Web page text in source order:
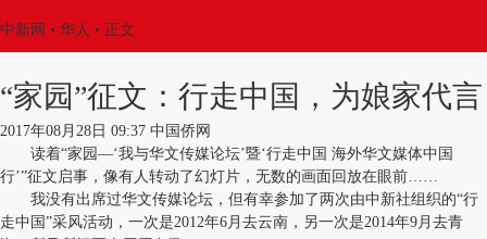
中新网 • 华人 • 正文
“家园”征文：行走中国，为娘家代言
2017年08月28日 09:37 中国侨网
读着“家园—‘我与华文传媒论坛’暨‘行走中国 海外华文媒体中国
行’”征文启事，像有人转动了幻灯片，无数的画面回放在眼前……
我没有出席过华文传媒论坛，但有幸参加了两次由中新社组织的“行
走中国”采风活动，一次是2012年6月去云南，另一次是2014年9月去青